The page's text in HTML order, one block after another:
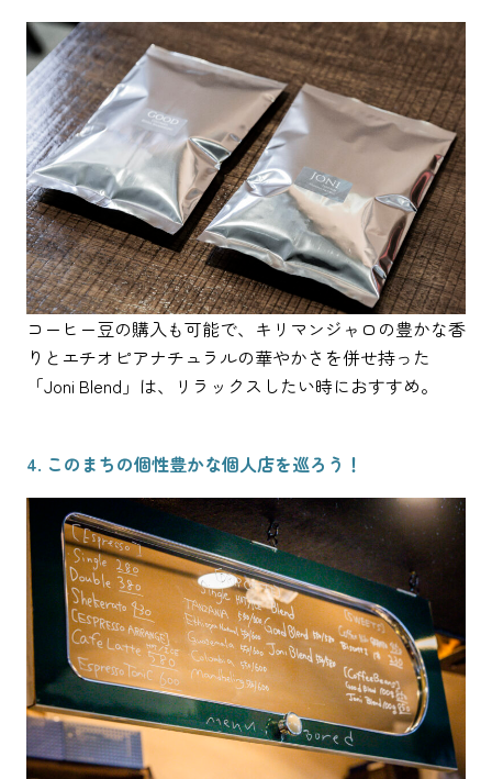
コーヒー豆の購入も可能で、キリマンジャロの豊かな香
りとエチオピアナチュラルの華やかさを併せ持った
「Joni Blend」は、リラックスしたい時におすすめ。
4. このまちの個性豊かな個人店を巡ろう！